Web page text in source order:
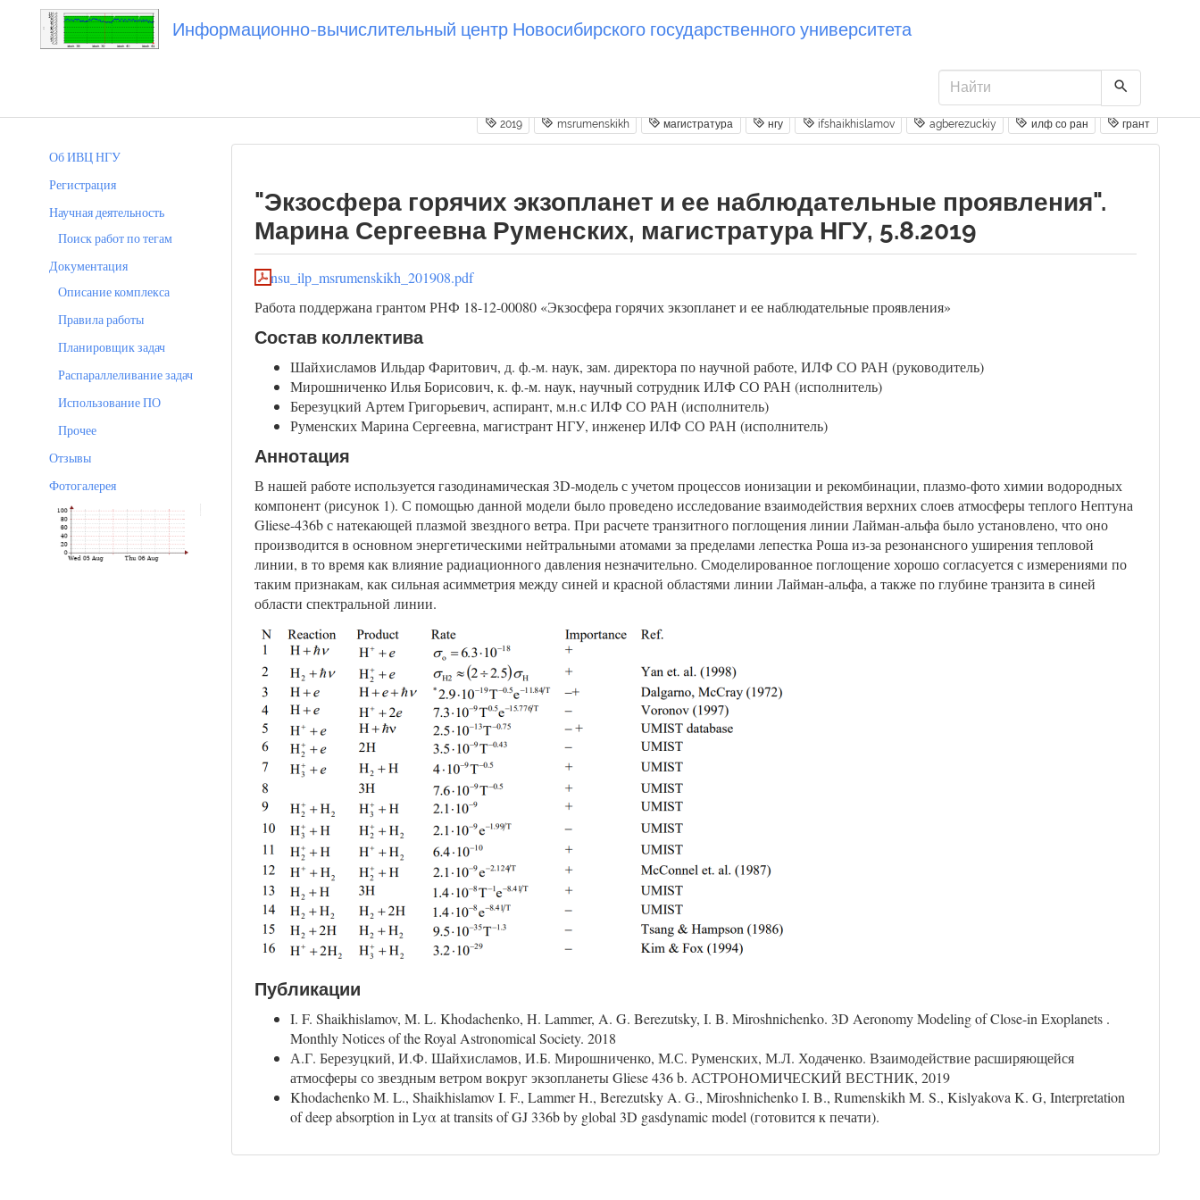
Информационно-вычислительный центр Новосибирского государственного университета
2019 msrumenskikh магистратура нгу ifshaikhislamov agberezuckiy илф со ран грант
Об ИВЦ НГУ
Регистрация
Научная деятельность
Поиск работ по тегам
Документация
Описание комплекса
Правила работы
Планировщик задач
Распараллеливание задач
Использование ПО
Прочее
Отзывы
Фотогалерея
"Экзосфера горячих экзопланет и ее наблюдательные проявления".
Марина Сергеевна Руменских, магистратура НГУ, 5.8.2019
nsu_ilp_msrumenskikh_201908.pdf
Работа поддержана грантом РНФ 18-12-00080 «Экзосфера горячих экзопланет и ее наблюдательные проявления»
Состав коллектива
Шайхисламов Ильдар Фаритович, д. ф.-м. наук, зам. директора по научной работе, ИЛФ СО РАН (руководитель)
Мирошниченко Илья Борисович, к. ф.-м. наук, научный сотрудник ИЛФ СО РАН (исполнитель)
Березуцкий Артем Григорьевич, аспирант, м.н.с ИЛФ СО РАН (исполнитель)
Руменских Марина Сергеевна, магистрант НГУ, инженер ИЛФ СО РАН (исполнитель)
Аннотация
В нашей работе используется газодинамическая 3D-модель с учетом процессов ионизации и рекомбинации, плазмо-фото химии водородных
компонент (рисунок 1). С помощью данной модели было проведено исследование взаимодействия верхних слоев атмосферы теплого Нептуна
Gliese-436b с натекающей плазмой звездного ветра. При расчете транзитного поглощения линии Лайман-альфа было установлено, что оно
производится в основном энергетическими нейтральными атомами за пределами лепестка Роша из-за резонансного уширения тепловой
линии, в то время как влияние радиационного давления незначительно. Смоделированное поглощение хорошо согласуется с измерениями по
таким признакам, как сильная асимметрия между синей и красной областями линии Лайман-альфа, а также по глубине транзита в синей
области спектральной линии.
Публикации
I. F. Shaikhislamov, M. L. Khodachenko, H. Lammer, A. G. Berezutsky, I. B. Miroshnichenko. 3D Aeronomy Modeling of Close-in Exoplanets .
Monthly Notices of the Royal Astronomical Society. 2018
А.Г. Березуцкий, И.Ф. Шайхисламов, И.Б. Мирошниченко, М.С. Руменских, М.Л. Ходаченко. Взаимодействие расширяющейся
атмосферы со звездным ветром вокруг экзопланеты Gliese 436 b. АСТРОНОМИЧЕСКИЙ ВЕСТНИК, 2019
Khodachenko M. L., Shaikhislamov I. F., Lammer H., Berezutsky A. G., Miroshnichenko I. B., Rumenskikh M. S., Kislyakova K. G, Interpretation
of deep absorption in Lyα at transits of GJ 336b by global 3D gasdynamic model (готовится к печати).